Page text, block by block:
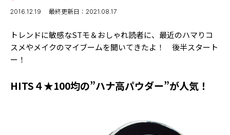
TikTok
Instagram
YouTube
ゲッターズ飯田
MISS SEVENTEEN
2016.12.19 最終更新日：2021.08.17
トレンドに敏感なSTモ＆おしゃれ読者に、最近のハマりコ
スメやメイクのマイブームを聞いてきたよ！ 後半スタート
ー！
HITS４★100均の”ハナ高パウダー”が人気！